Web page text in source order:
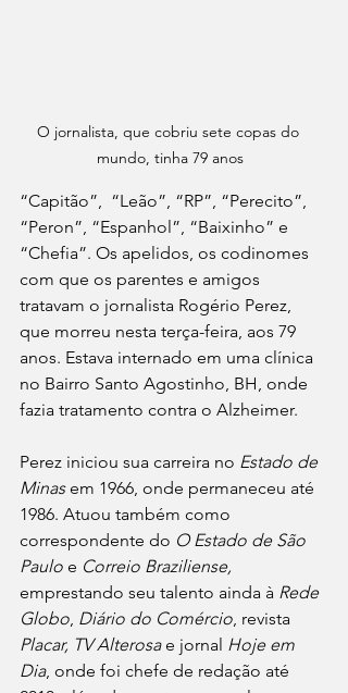
O jornalista, que cobriu sete copas do
mundo, tinha 79 anos
“Capitão”,  “Leão”, “RP”, “Perecito”,
“Peron”, “Espanhol”, “Baixinho” e
“Chefia”. Os apelidos, os codinomes
com que os parentes e amigos
tratavam o jornalista Rogério Perez,
que morreu nesta terça-feira, aos 79
anos. Estava internado em uma clínica
no Bairro Santo Agostinho, BH, onde
fazia tratamento contra o Alzheimer.
Perez iniciou sua carreira no Estado de
Minas em 1966, onde permaneceu até
1986. Atuou também como
correspondente do O Estado de São
Paulo e Correio Braziliense,
emprestando seu talento ainda à Rede
Globo, Diário do Comércio, revista
Placar, TV Alterosa e jornal Hoje em
Dia, onde foi chefe de redação até